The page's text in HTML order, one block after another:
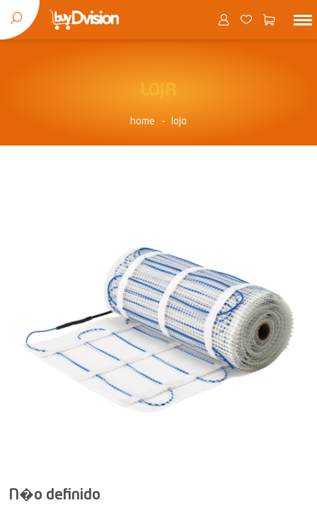
home loja
N�o definido